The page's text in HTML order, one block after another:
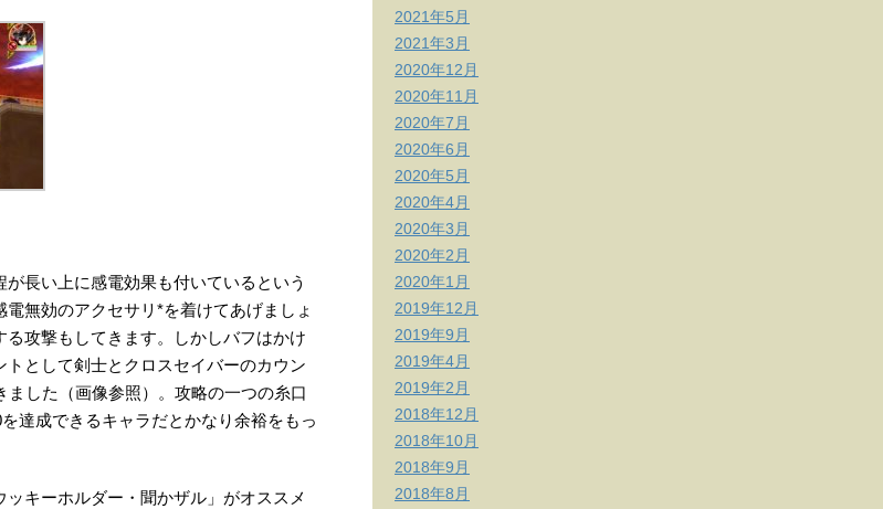
長い上に感電効果も付いているという
無効のアクセサリ*を着けてあげましょ
攻撃もしてきます。しかしバフはかけ
として剣士とクロスセイバーのカウン
した（画像参照）。攻略の一つの糸口
達成できるキャラだとかなり余裕をもっ
キーホルダー・聞かザル」がオススメ
2021年5月
2021年3月
2020年12月
2020年11月
2020年7月
2020年6月
2020年5月
2020年4月
2020年3月
2020年2月
2020年1月
2019年12月
2019年9月
2019年4月
2019年2月
2018年12月
2018年10月
2018年9月
2018年8月